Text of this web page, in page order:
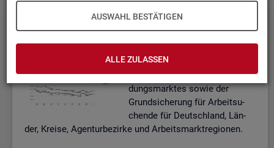
AUSWAHL BESTÄTIGEN
ALLE ZULASSEN
Eck­wer­te Fach­sta­tis­ti­ken
bel­len zu den ak­tu­el­len Eck­
wer­ten des Ar­beits- und Aus­bil­
dungs­mark­tes sowie der
Grund­si­che­rung für Ar­beit­su­
chen­de für Deutsch­land, Län­
der, Krei­se, Agen­tur­be­zir­ke und Ar­beits­markt­re­gio­nen.